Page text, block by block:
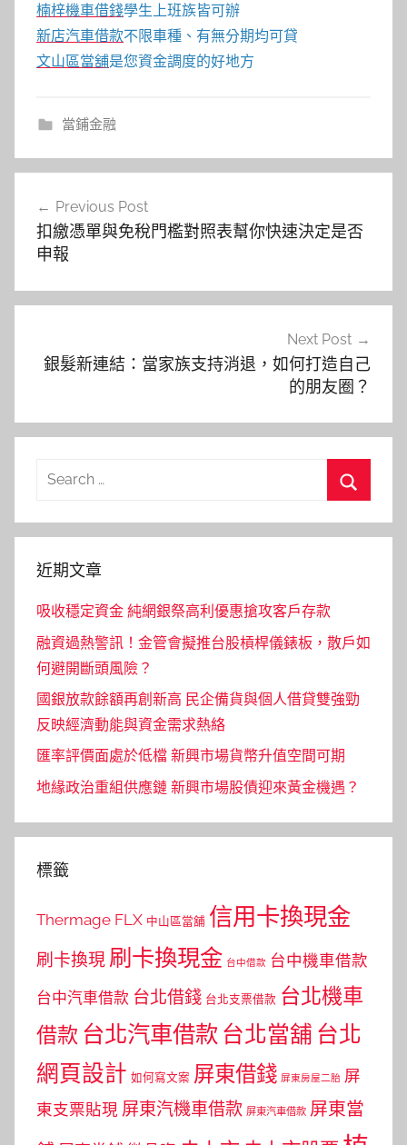
楠梓機車借錢學生上班族皆可辦
新店汽車借款不限車種、有無分期均可貸
文山區當舖是您資金調度的好地方
當鋪金融
章
覽
Previous Post
扣繳憑單與免稅門檻對照表幫你快速決定是否
申報
Next Post
銀髮新連結：當家族支持消退，如何打造自己
的朋友圈？
Search
近期文章
吸收穩定資金 純網銀祭高利優惠搶攻客戶存款
融資過熱警訊！金管會擬推台股槓桿儀錶板，散戶如
何避開斷頭風險？
國銀放款餘額再創新高 民企備貨與個人借貸雙強勁
反映經濟動能與資金需求熱絡
匯率評價面處於低檔 新興市場貨幣升值空間可期
地緣政治重組供應鏈 新興市場股債迎來黃金機遇？
標籤
Thermage FLX 中山區當舖 信用卡換現金
刷卡換現 刷卡換現金 台中借款 台中機車借款
台中汽車借款 台北借錢 台北支票借款 台北機車
借款 台北汽車借款 台北當舖 台北
網頁設計 如何寫文案 屏東借錢 屏東房屋二胎 屏
東支票貼現 屏東汽機車借款 屏東汽車借款 屏東當